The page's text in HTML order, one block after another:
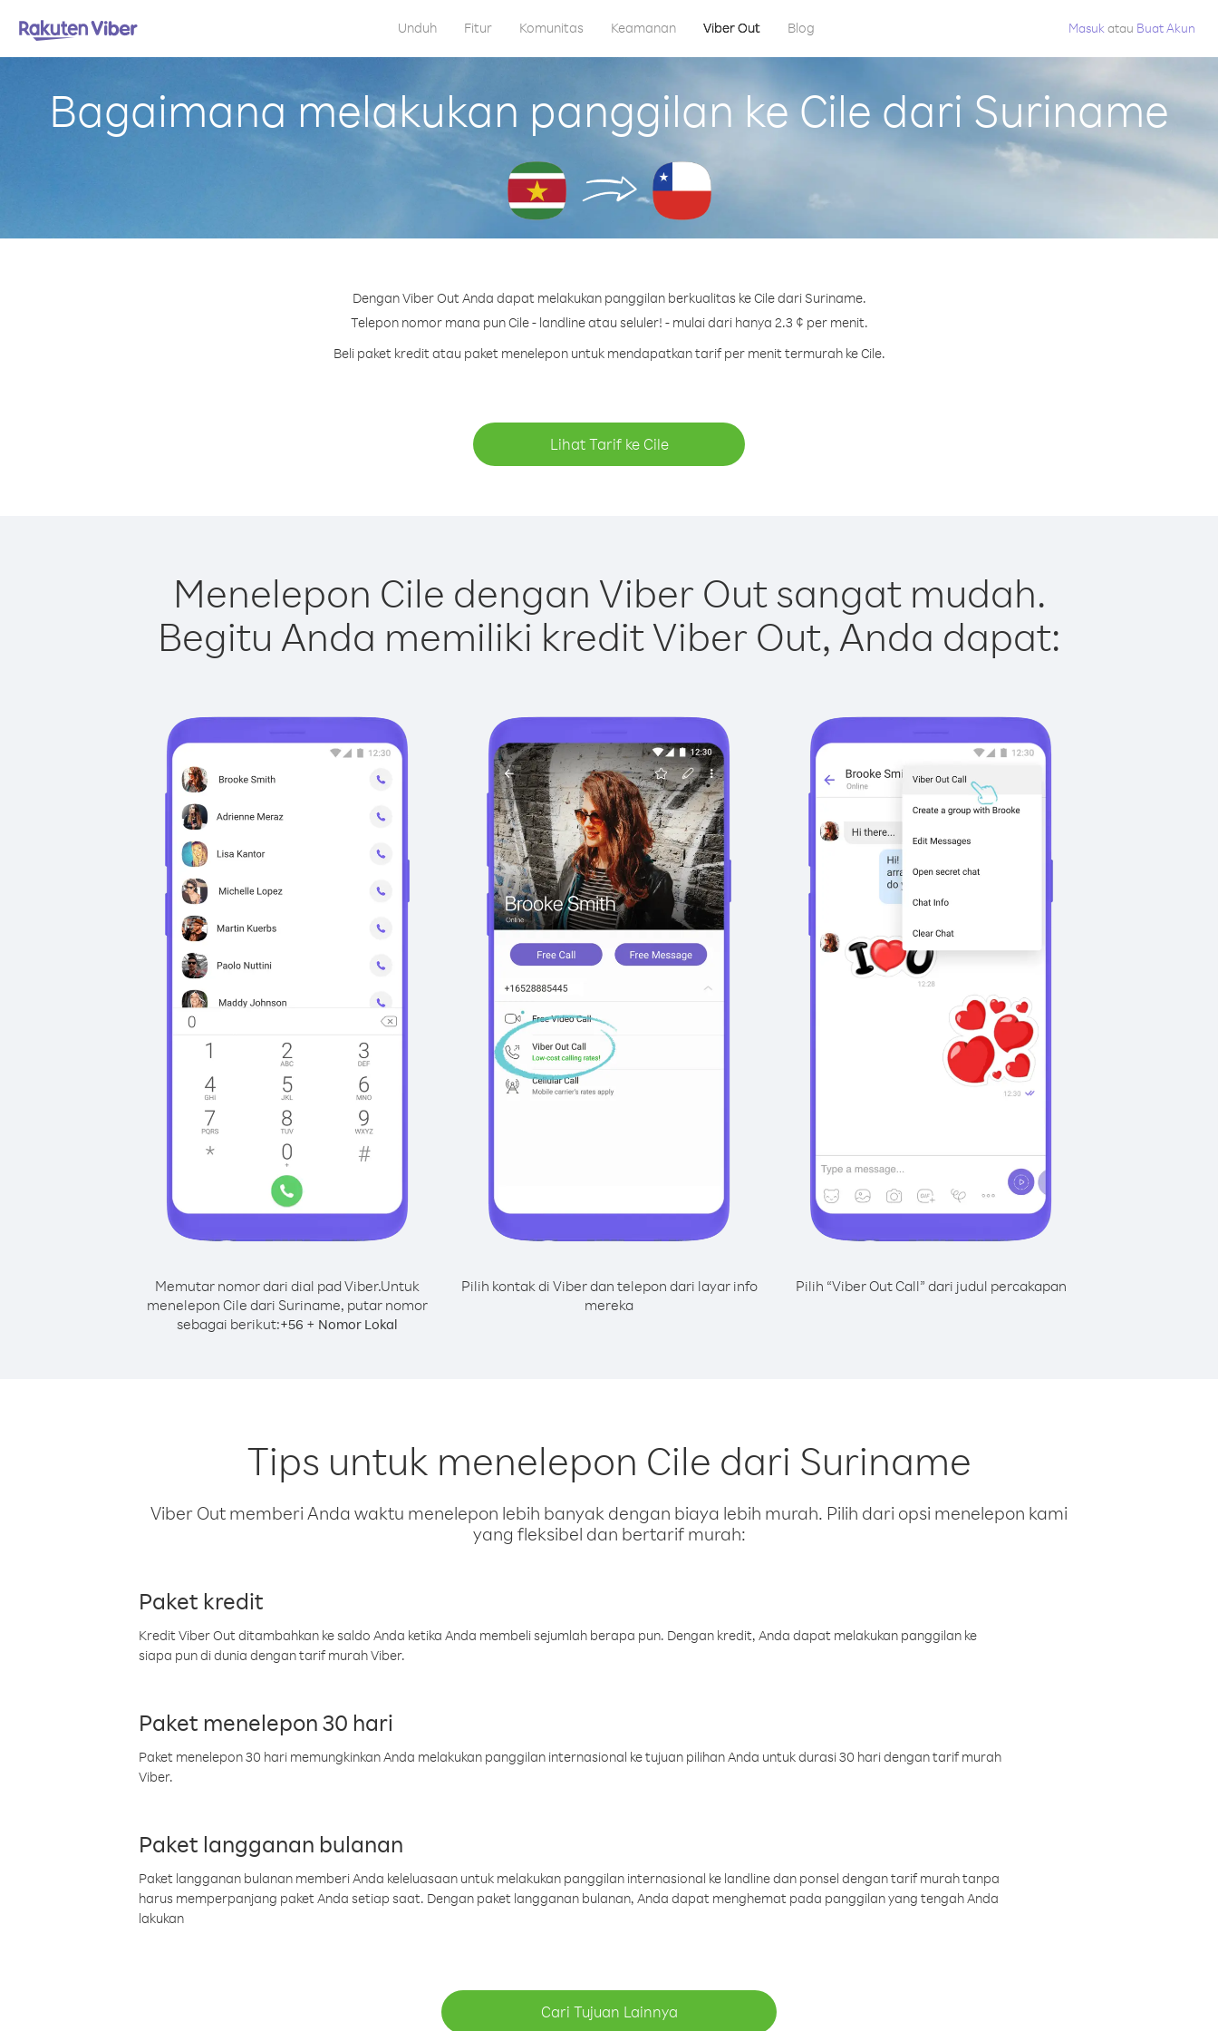
Unduh Fitur Komunitas Keamanan Viber Out Blog Masuk atau Buat Akun
Bagaimana melakukan panggilan ke Cile dari Suriname
Dengan Viber Out Anda dapat melakukan panggilan berkualitas ke Cile dari Suriname.
Telepon nomor mana pun Cile - landline atau seluler! - mulai dari hanya 2.3 ¢ per menit.
Beli paket kredit atau paket menelepon untuk mendapatkan tarif per menit termurah ke Cile.
Lihat Tarif ke Cile
Menelepon Cile dengan Viber Out sangat mudah.
Begitu Anda memiliki kredit Viber Out, Anda dapat:
Memutar nomor dari dial pad Viber.Untuk
menelepon Cile dari Suriname, putar nomor
sebagai berikut:+56 + Nomor Lokal
Pilih kontak di Viber dan telepon dari layar info
mereka
Pilih “Viber Out Call” dari judul percakapan
Tips untuk menelepon Cile dari Suriname
Viber Out memberi Anda waktu menelepon lebih banyak dengan biaya lebih murah. Pilih dari opsi menelepon kami
yang fleksibel dan bertarif murah:
Paket kredit
Kredit Viber Out ditambahkan ke saldo Anda ketika Anda membeli sejumlah berapa pun. Dengan kredit, Anda dapat melakukan panggilan ke
siapa pun di dunia dengan tarif murah Viber.
Paket menelepon 30 hari
Paket menelepon 30 hari memungkinkan Anda melakukan panggilan internasional ke tujuan pilihan Anda untuk durasi 30 hari dengan tarif murah
Viber.
Paket langganan bulanan
Paket langganan bulanan memberi Anda keleluasaan untuk melakukan panggilan internasional ke landline dan ponsel dengan tarif murah tanpa
harus memperpanjang paket Anda setiap saat. Dengan paket langganan bulanan, Anda dapat menghemat pada panggilan yang tengah Anda
lakukan
Cari Tujuan Lainnya